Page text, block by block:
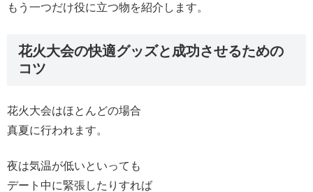
もう一つだけ役に立つ物を紹介します。
花火大会の快適グッズと成功させるための
コツ
花火大会はほとんどの場合
真夏に行われます。
夜は気温が低いといっても
デート中に緊張したりすれば